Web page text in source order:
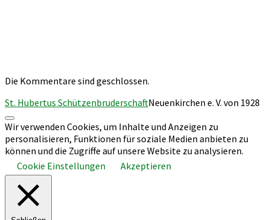
Wördekemper,
Andrea und Martin
und Marita
Kriener, Steffi und
Thorsten
Die Kommentare sind geschlossen.
St. Hubertus SchützenbruderschaftNeuenkirchen e. V. von 1928
Nach
oben
scrollen
Wir verwenden Cookies, um Inhalte und Anzeigen zu
personalisieren, Funktionen für soziale Medien anbieten zu
können und die Zugriffe auf unsere Website zu analysieren.
Cookie Einstellungen
Akzeptieren